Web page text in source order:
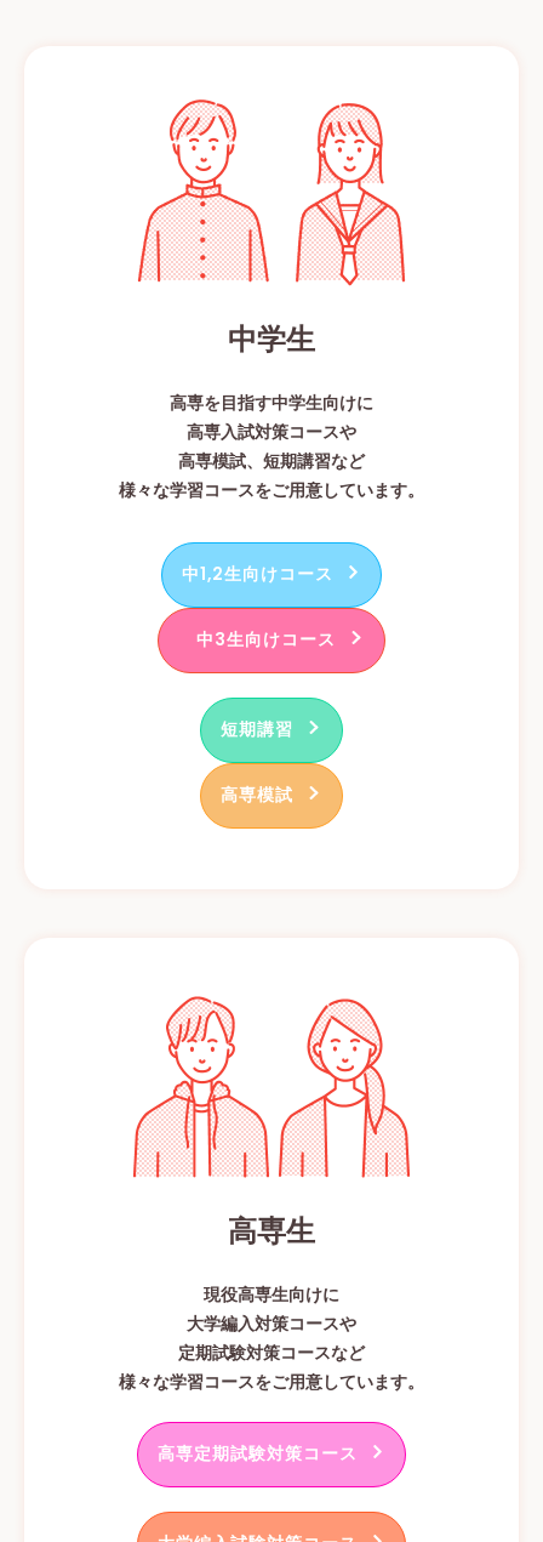
中学生
高専を目指す中学生向けに
高専入試対策コースや
高専模試、短期講習など
様々な学習コースをご用意しています。
中1,2生向けコース
中3生向けコース
短期講習
高専模試
高専生
現役高専生向けに
大学編入対策コースや
定期試験対策コースなど
様々な学習コースをご用意しています。
高専定期試験対策コース